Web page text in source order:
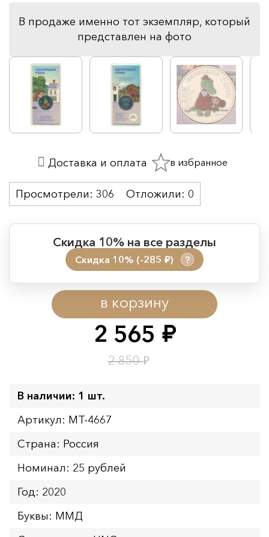
В продаже именно тот экземпляр, который
представлен на фото
2 565 руб.
2 850₽
в корзину
Скидка 10% на все разделы
Скидка 10% (-285 руб.) ?
Период действия акции:
Начало:
08.08.2026 00:01
Окончание:
09.08.2026 23:59
Время до окончания:
Просмотрели: 306 Отложили: 0
Доставка и оплата в избранное
В наличии: 1 шт.
Артикул: MT-4667
Страна: Россия
Номинал: 25 рублей
Год: 2020
Буквы: ММД